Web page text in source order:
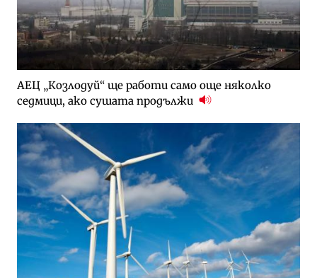
АЕЦ „Козлодуй“ ще работи само още няколко
седмици, ако сушата продължи